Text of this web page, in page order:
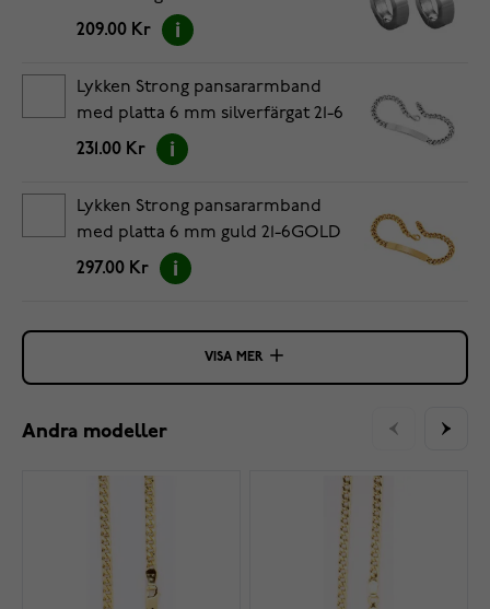
209.00 Kr
Lykken Strong pansararmband
med platta 6 mm silverfärgat 21-6
231.00 Kr
Lykken Strong pansararmband
med platta 6 mm guld 21-6GOLD
297.00 Kr
VISA MER
Andra modeller